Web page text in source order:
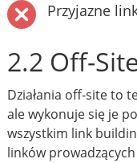
Przyjazne
2.2 Off-
Działania off-site to
ale wykonuje się je
wszystkim link
linków